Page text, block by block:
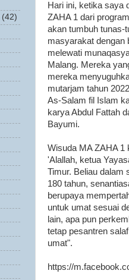
Hari ini, ketika saya
ZAHA 1 dari
akan tumbuh tunas-
masyarakat dengan
melewati
Malang. Mereka
mereka
mutarjam tahun
As-Salam fil Islam
karya Abdul Fattah
Bayumi.
Wisuda MA ZAHA 1
'Alallah, ketua
Timur. Beliau dalam
180 tahun,
berupaya
untuk umat sesuai
lain, apa pun
tetap pesantren
umat".
https://
(42)